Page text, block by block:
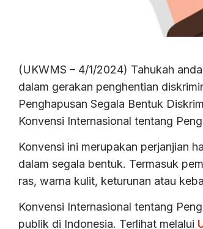
(UKWMS – 4/1/2024) Tahukah
dalam gerakan penghentian
Penghapusan Segala Bentuk
Konvensi Internasional tentang
Konvensi ini merupakan perjanjian
dalam segala bentuk. Termasuk
ras, warna kulit, keturunan atau
Konvensi Internasional tentang
publik di Indonesia. Terlihat melalui